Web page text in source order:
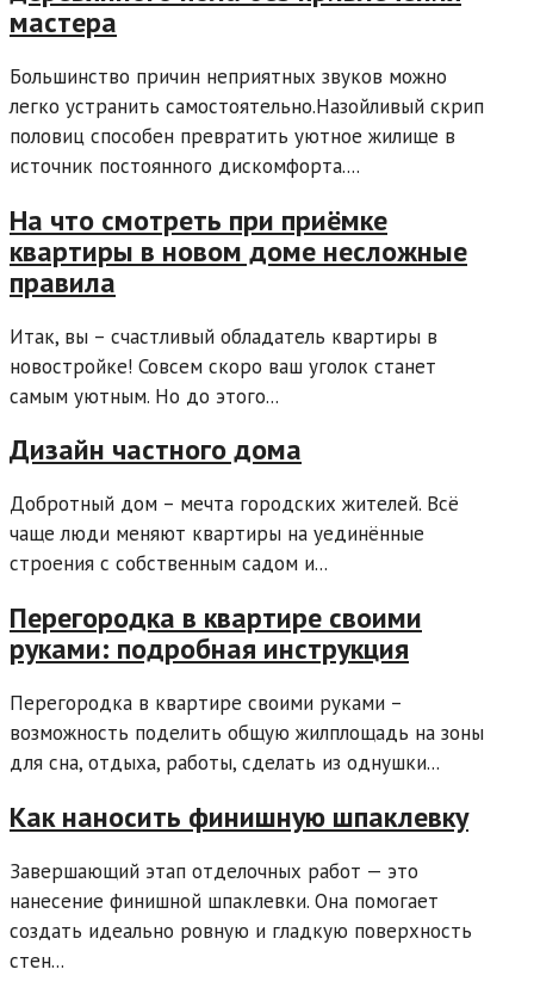
мастера
Большинство причин неприятных звуков можно
легко устранить самостоятельно.Назойливый скрип
половиц способен превратить уютное жилище в
источник постоянного дискомфорта....
На что смотреть при приёмке
квартиры в новом доме несложные
правила
Итак, вы – счастливый обладатель квартиры в
новостройке! Совсем скоро ваш уголок станет
самым уютным. Но до этого...
Дизайн частного дома
Добротный дом – мечта городских жителей. Всё
чаще люди меняют квартиры на уединённые
строения с собственным садом и...
Перегородка в квартире своими
руками: подробная инструкция
Перегородка в квартире своими руками –
возможность поделить общую жилплощадь на зоны
для сна, отдыха, работы, сделать из однушки...
Как наносить финишную шпаклевку
Завершающий этап отделочных работ — это
нанесение финишной шпаклевки. Она помогает
создать идеально ровную и гладкую поверхность
стен...